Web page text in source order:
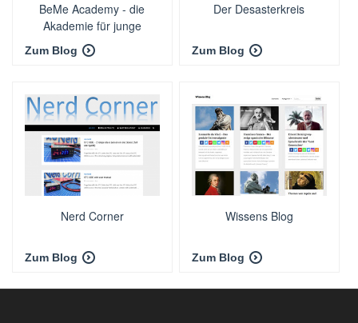
BeMe Academy - die
Akademie für junge
Führungskräfte.
Zum Blog
Der Desasterkreis
Zum Blog
Nerd Corner
Zum Blog
Wissens Blog
Zum Blog